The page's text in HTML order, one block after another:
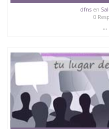
dfnsen
0
...